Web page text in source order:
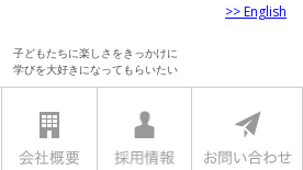
>> English
子どもたちに楽しさをきっかけに
学びを大好きになってもらいたい